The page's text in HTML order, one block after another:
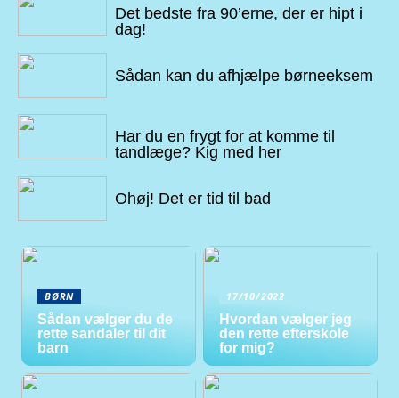
Det bedste fra 90’erne, der er hipt i
dag!
Sådan kan du afhjælpe børneeksem
Har du en frygt for at komme til
tandlæge? Kig med her
Ohøj! Det er tid til bad
BØRN
Sådan vælger du de
rette sandaler til dit
barn
17/10/2022
Hvordan vælger jeg
den rette efterskole
for mig?